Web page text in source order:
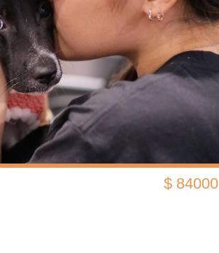
$ 84000